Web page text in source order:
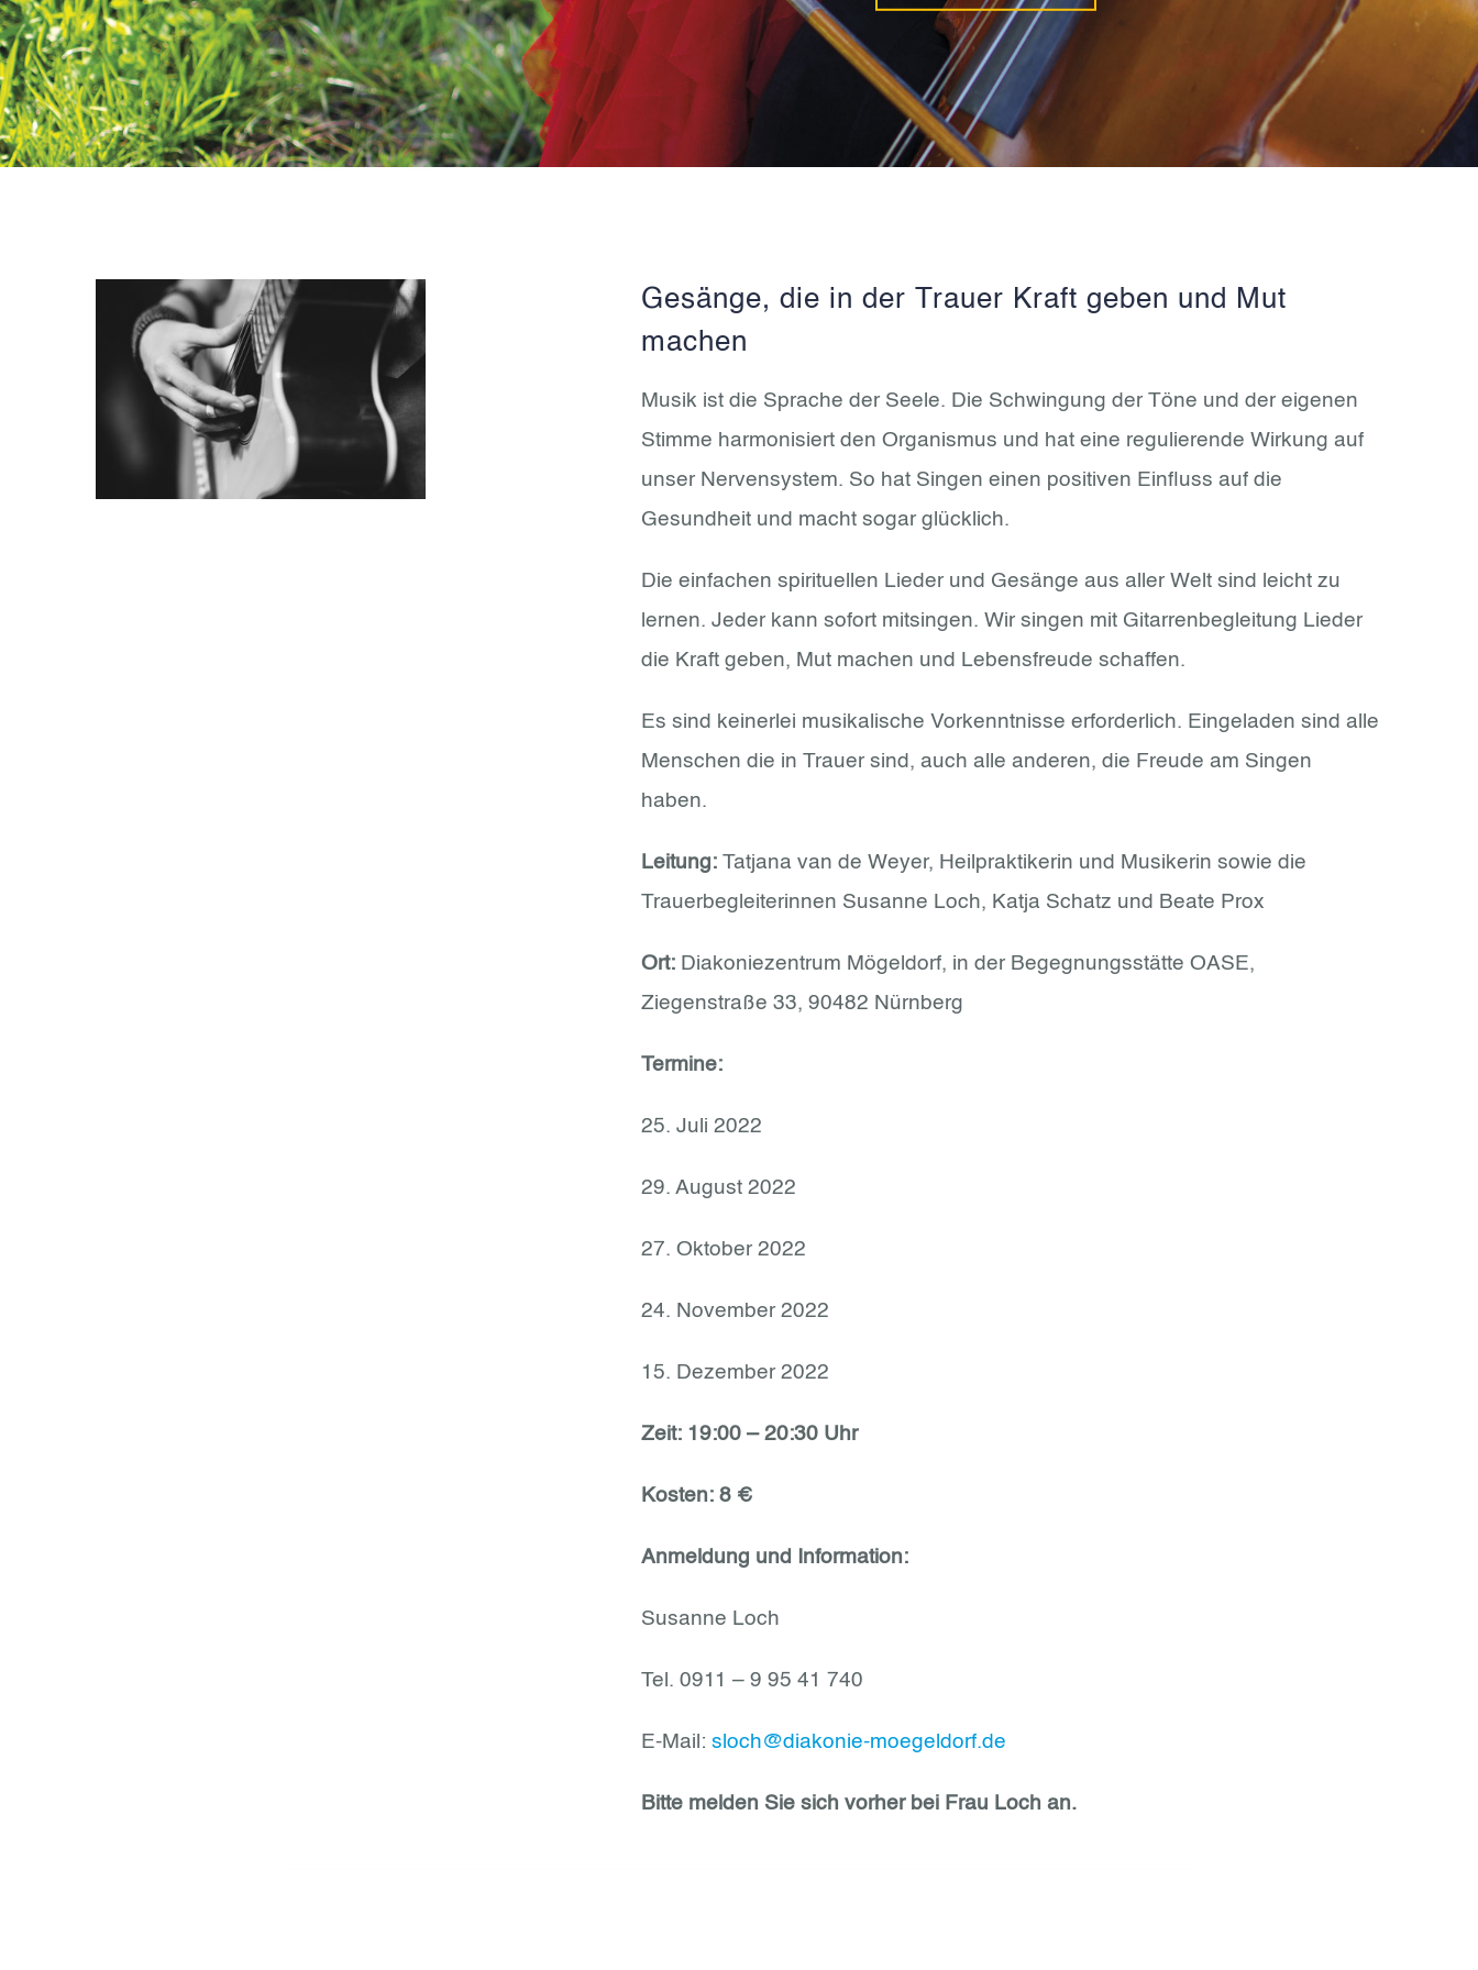
Gesänge, die in der Trauer Kraft geben und Mut
machen
Musik ist die Sprache der Seele. Die Schwingung der Töne und der eigenen
Stimme harmonisiert den Organismus und hat eine regulierende Wirkung auf
unser Nervensystem. So hat Singen einen positiven Einfluss auf die
Gesundheit und macht sogar glücklich.
Die einfachen spirituellen Lieder und Gesänge aus aller Welt sind leicht zu
lernen. Jeder kann sofort mitsingen. Wir singen mit Gitarrenbegleitung Lieder
die Kraft geben, Mut machen und Lebensfreude schaffen.
Es sind keinerlei musikalische Vorkenntnisse erforderlich. Eingeladen sind alle
Menschen die in Trauer sind, auch alle anderen, die Freude am Singen
haben.
Leitung: Tatjana van de Weyer, Heilpraktikerin und Musikerin sowie die
Trauerbegleiterinnen Susanne Loch, Katja Schatz und Beate Prox
Ort: Diakoniezentrum Mögeldorf, in der Begegnungsstätte OASE,
Ziegenstraße 33, 90482 Nürnberg
Termine:
25. Juli 2022
29. August 2022
27. Oktober 2022
24. November 2022
15. Dezember 2022
Zeit: 19:00 – 20:30 Uhr
Kosten: 8 €
Anmeldung und Information:
Susanne Loch
Tel. 0911 – 9 95 41 740
E-Mail:sloch@diakonie-moegeldorf.de
Bitte melden Sie sich vorher bei Frau Loch an.